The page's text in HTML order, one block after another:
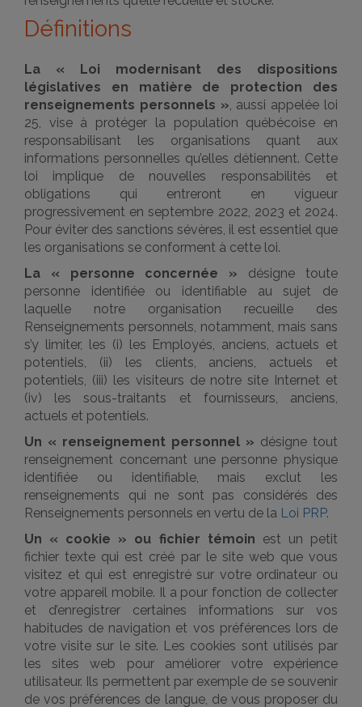
Définitions
La « Loi modernisant des dispositions
législatives en matière de protection des
renseignements personnels », aussi appelée loi
25, vise à protéger la population québécoise en
responsabilisant les organisations quant aux
informations personnelles qu’elles détiennent. Cette
loi implique de nouvelles responsabilités et
obligations qui entreront en vigueur
progressivement en septembre 2022, 2023 et 2024.
Pour éviter des sanctions sévères, il est essentiel que
les organisations se conforment à cette loi.
La « personne concernée » désigne toute
personne identifiée ou identifiable au sujet de
laquelle notre organisation recueille des
Renseignements personnels, notamment, mais sans
s’y limiter, les (i) les Employés, anciens, actuels et
potentiels, (ii) les clients, anciens, actuels et
potentiels, (iii) les visiteurs de notre site Internet et
(iv) les sous-traitants et fournisseurs, anciens,
actuels et potentiels.
Un « renseignement personnel » désigne tout
renseignement concernant une personne physique
identifiée ou identifiable, mais exclut les
renseignements qui ne sont pas considérés des
Renseignements personnels en vertu de la Loi PRP.
Un « cookie » ou fichier témoin est un petit
fichier texte qui est créé par le site web que vous
visitez et qui est enregistré sur votre ordinateur ou
votre appareil mobile. Il a pour fonction de collecter
et d’enregistrer certaines informations sur vos
habitudes de navigation et vos préférences lors de
votre visite sur le site. Les cookies sont utilisés par
les sites web pour améliorer votre expérience
utilisateur. Ils permettent par exemple de se souvenir
de vos préférences de langue, de vous proposer du